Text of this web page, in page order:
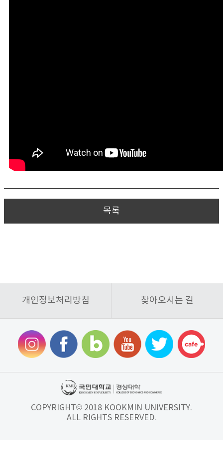
목록
개인정보처리방침 찾아오시는 길
COPYRIGHT© 2018 KOOKMIN UNIVERSITY.
ALL RIGHTS RESERVED.